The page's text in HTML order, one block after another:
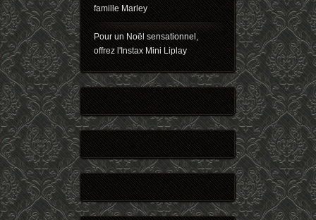
famille Marley
Pour un Noël sensationnel,
offrez l'Instax Mini Liplay